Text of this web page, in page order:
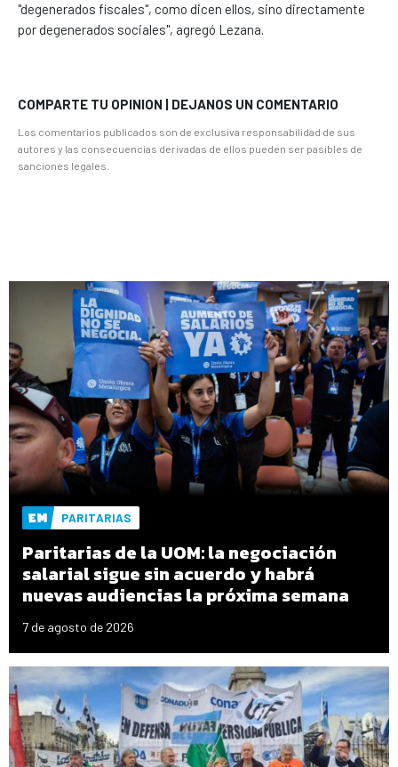
"degenerados fiscales", como dicen ellos, sino directamente
por degenerados sociales", agregó Lezana.
COMPARTE TU OPINION | DEJANOS UN COMENTARIO
Los comentarios publicados son de exclusiva responsabilidad de sus
autores y las consecuencias derivadas de ellos pueden ser pasibles de
sanciones legales.
PARITARIAS
Paritarias de la UOM: la negociación
salarial sigue sin acuerdo y habrá
nuevas audiencias la próxima semana
7 de agosto de 2026